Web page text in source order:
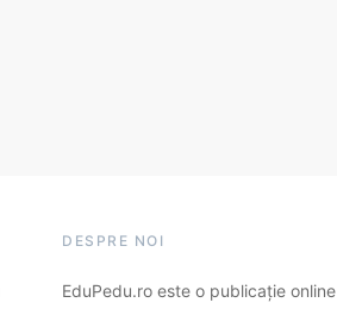
DESPRE NOI
EduPedu.ro este o publicație online